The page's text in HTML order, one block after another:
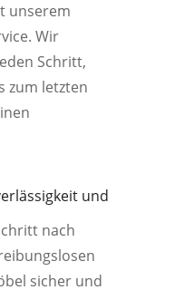
unserem
Wir
Schritt,
zum letzten
und
nach
sicher und